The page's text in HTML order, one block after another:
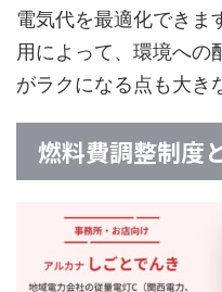
電気代を最適化できま
用によって、環境への
がラクになる点も大き
燃料費調整制度